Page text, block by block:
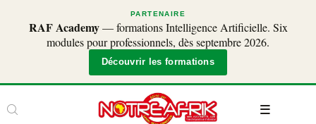
PARTENAIRE
RAF Academy— formations Intelligence Artificielle. Six
modules pour professionnels, dès septembre 2026.
Découvrir les formations